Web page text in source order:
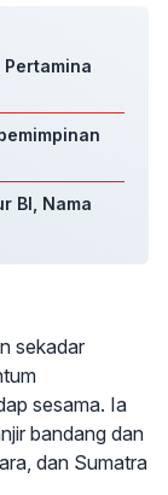
Pertamina
BI, Nama
sekadar
sesama. Ia
bandang dan
dan Sumatra